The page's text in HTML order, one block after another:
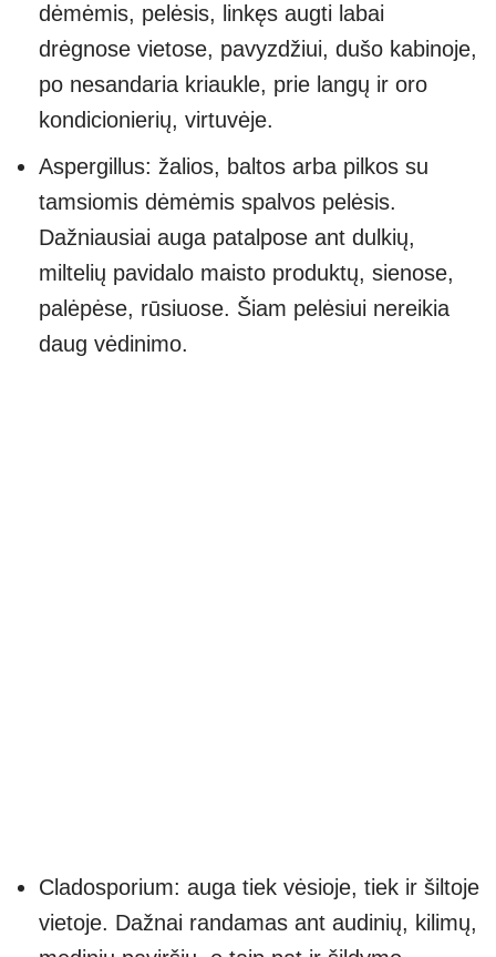
dėmėmis, pelėsis, linkęs augti labai
drėgnose vietose, pavyzdžiui, dušo kabinoje,
po nesandaria kriaukle, prie langų ir oro
kondicionierių, virtuvėje.
Aspergillus: žalios, baltos arba pilkos su
tamsiomis dėmėmis spalvos pelėsis.
Dažniausiai auga patalpose ant dulkių,
miltelių pavidalo maisto produktų, sienose,
palėpėse, rūsiuose. Šiam pelėsiui nereikia
daug vėdinimo.
Cladosporium: auga tiek vėsioje, tiek ir šiltoje
vietoje. Dažnai randamas ant audinių, kilimų,